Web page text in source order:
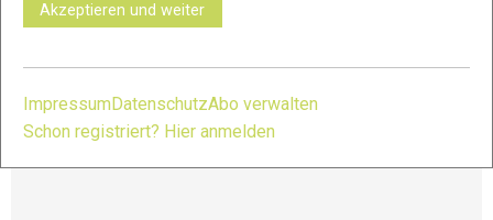
Weitere Infos und Anmeldung unter:
Akzeptieren und weiter
Impressum DatenschutzAbo verwalten
Schon registriert? Hier anmelden